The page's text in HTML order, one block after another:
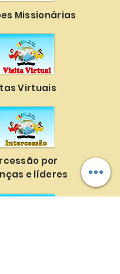
Missionárias
Virtuais
por
e líderes